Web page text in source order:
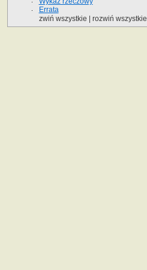
Errata
zwiń wszystkie
rozwiń wszystkie